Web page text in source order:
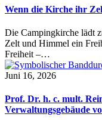
Wenn die Kirche ihr
Die Campingkirche lädt
Zelt und Himmel ein
Freiheit –…
Juni 16, 2026
Prof. Dr. h. c. mult.
Verwaltungsgebäude